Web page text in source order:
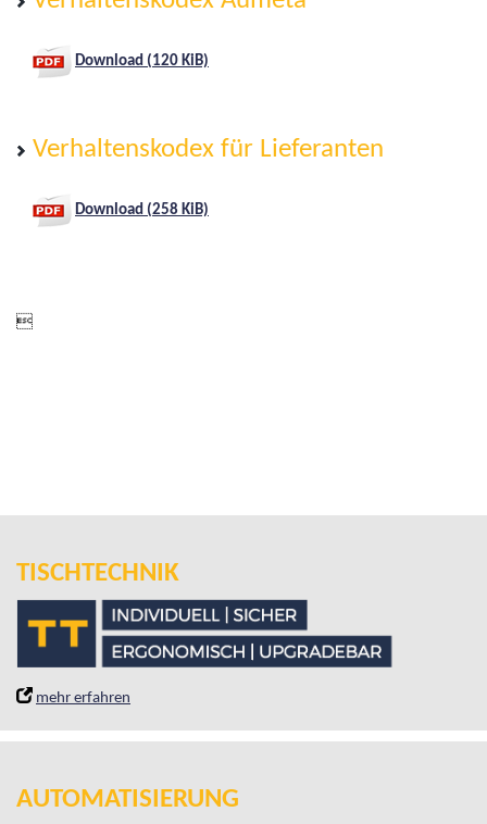
Download (120 KiB)
Verhaltenskodex für Lieferanten
Download (258 KiB)

TISCHTECHNIK
mehr erfahren
AUTOMATISIERUNG